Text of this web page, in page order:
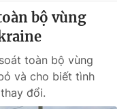
bộ vùng
toàn bộ vùng
và cho biết tình
đổi.